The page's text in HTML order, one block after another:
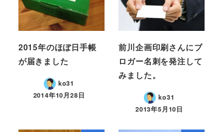
2015年のほぼ日手帳
が届きました
ko31
2014年10月28日
前川企画印刷さんにブ
ロガー名刺を発注して
みました。
ko31
2013年5月10日